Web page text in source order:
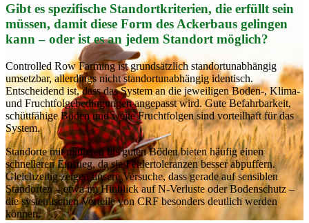
Gibt es spezifische Standortkriterien, die erfüllt sein
müssen, damit diese Form des Ackerbaus gelingen
kann – oder ist es an jedem Standort möglich?
Controlled Row Farming ist grundsätzlich standortunabhängig
umsetzbar, allerdings nicht standortunabhängig identisch.
Entscheidend ist, dass das System an die jeweiligen Boden-, Klima-
und Fruchtfolgebedingungen angepasst wird. Gute Befahrbarkeit,
schüttfähige Böden und weite Fruchtfolgen sind vorteilhaft für das
System.
Standorte mit mittleren bis guten Böden bieten häufig einen
schnelleren Einstieg, da sie Fehlertoleranzen besser abpuffern.
Gleichzeitig zeigen unsere Versuche, dass gerade auf sensiblen
Standorten – etwa im Hinblick auf N-Verluste oder Bodenschutz –
die systemischen Vorteile von CRF besonders deutlich werden
können.